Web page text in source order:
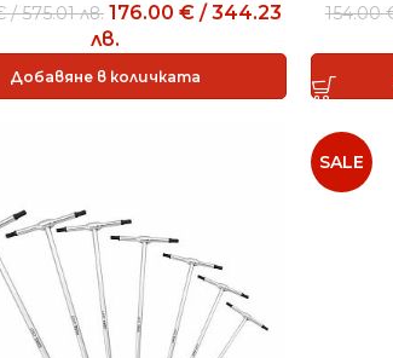
/575.01лв. 176.00€ /344.23
лв.
Добавяне в количката
154.00
SALE